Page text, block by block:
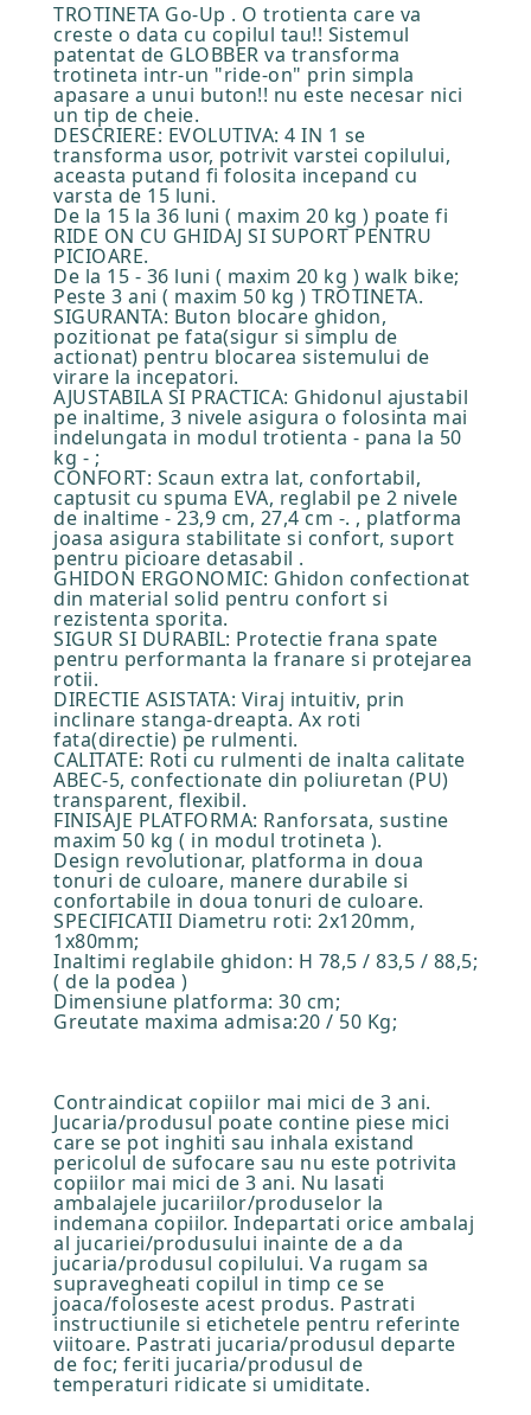
TROTINETA Go-Up . O trotienta care va
creste o data cu copilul tau!! Sistemul
patentat de GLOBBER va transforma
trotineta intr-un "ride-on" prin simpla
apasare a unui buton!! nu este necesar nici
un tip de cheie.
DESCRIERE: EVOLUTIVA: 4 IN 1 se
transforma usor, potrivit varstei copilului,
aceasta putand fi folosita incepand cu
varsta de 15 luni.
De la 15 la 36 luni ( maxim 20 kg ) poate fi
RIDE ON CU GHIDAJ SI SUPORT PENTRU
PICIOARE.
De la 15 - 36 luni ( maxim 20 kg ) walk bike;
Peste 3 ani ( maxim 50 kg ) TROTINETA.
SIGURANTA: Buton blocare ghidon,
pozitionat pe fata(sigur si simplu de
actionat) pentru blocarea sistemului de
virare la incepatori.
AJUSTABILA SI PRACTICA: Ghidonul ajustabil
pe inaltime, 3 nivele asigura o folosinta mai
indelungata in modul trotienta - pana la 50
kg - ;
CONFORT: Scaun extra lat, confortabil,
captusit cu spuma EVA, reglabil pe 2 nivele
de inaltime - 23,9 cm, 27,4 cm -. , platforma
joasa asigura stabilitate si confort, suport
pentru picioare detasabil .
GHIDON ERGONOMIC: Ghidon confectionat
din material solid pentru confort si
rezistenta sporita.
SIGUR SI DURABIL: Protectie frana spate
pentru performanta la franare si protejarea
rotii.
DIRECTIE ASISTATA: Viraj intuitiv, prin
inclinare stanga-dreapta. Ax roti
fata(directie) pe rulmenti.
CALITATE: Roti cu rulmenti de inalta calitate
ABEC-5, confectionate din poliuretan (PU)
transparent, flexibil.
FINISAJE PLATFORMA: Ranforsata, sustine
maxim 50 kg ( in modul trotineta ).
Design revolutionar, platforma in doua
tonuri de culoare, manere durabile si
confortabile in doua tonuri de culoare.
SPECIFICATII Diametru roti: 2x120mm,
1x80mm;
Inaltimi reglabile ghidon: H 78,5 / 83,5 / 88,5;
( de la podea )
Dimensiune platforma: 30 cm;
Greutate maxima admisa:20 / 50 Kg;
Contraindicat copiilor mai mici de 3 ani.
Jucaria/produsul poate contine piese mici
care se pot inghiti sau inhala existand
pericolul de sufocare sau nu este potrivita
copiilor mai mici de 3 ani. Nu lasati
ambalajele jucariilor/produselor la
indemana copiilor. Indepartati orice ambalaj
al jucariei/produsului inainte de a da
jucaria/produsul copilului. Va rugam sa
supravegheati copilul in timp ce se
joaca/foloseste acest produs. Pastrati
instructiunile si etichetele pentru referinte
viitoare. Pastrati jucaria/produsul departe
de foc; feriti jucaria/produsul de
temperaturi ridicate si umiditate.